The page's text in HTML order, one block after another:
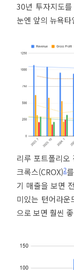
30년 투자지도
눈엔 앞의 뉴욕
리루 포트폴리
크록스(CROX)2
기 매출을 보면
미있는 턴어라
으로 보면 훨씬